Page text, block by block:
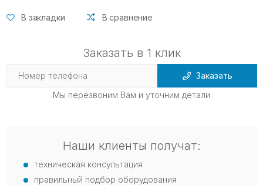
В закладки В сравнение
Заказать в 1 клик
Заказать
Мы перезвоним Вам и уточним детали
Наши клиенты получат:
техническая консультация
правильный подбор оборудования